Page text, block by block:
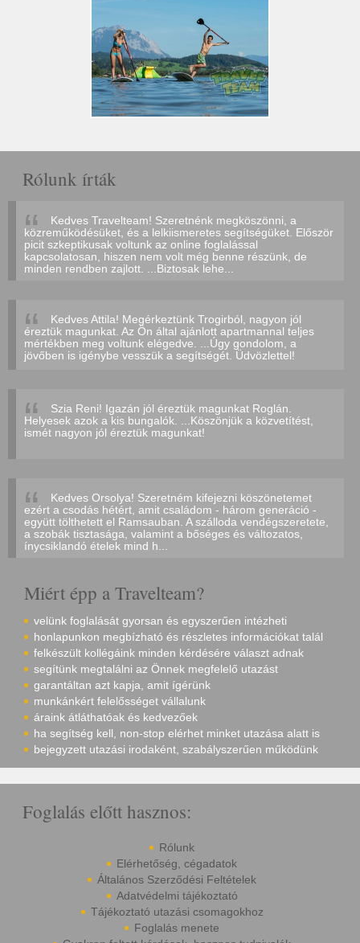
Rólunk írták
Kedves Travelteam! Szeretnénk megköszönni, a
közreműködésüket, és a lelkiismeretes segítségüket. Először
picit szkeptikusak voltunk az online foglalással
kapcsolatosan, hiszen nem volt még benne részünk, de
minden rendben zajlott. ...Biztosak lehe...
Kedves Attila! Megérkeztünk Trogirból, nagyon jól
éreztük magunkat. Az Ön által ajánlott apartmannal teljes
mértékben meg voltunk elégedve. ...Úgy gondolom, a
jövőben is igénybe vesszük a segítségét. Üdvözlettel!
Szia Reni! Igazán jól éreztük magunkat Roglán.
Helyesek azok a kis bungalók. ...Köszönjük a közvetítést,
ismét nagyon jól éreztük magunkat!
Kedves Orsolya! Szeretném kifejezni köszönetemet
ezért a csodás hétért, amit családom - három generáció -
együtt tölthetett el Ramsauban. A szálloda vendégszeretete,
a szobák tisztasága, valamint a bőséges és változatos,
ínycsiklandó ételek mind h...
Miért épp a Travelteam?
velünk foglalását gyorsan és egyszerűen intézheti
honlapunkon megbízható és részletes információkat talál
felkészült kollégáink minden kérdésére választ adnak
segítünk megtalálni az Önnek megfelelő utazást
garantáltan azt kapja, amit ígérünk
munkánkért felelősséget vállalunk
áraink átláthatóak és kedvezőek
ha segítség kell, non-stop elérhet minket utazása alatt is
bejegyzett utazási irodaként, szabályszerűen működünk
Foglalás előtt hasznos:
Rólunk
Elérhetőség, cégadatok
Általános Szerződési Feltételek
Adatvédelmi tájékoztató
Tájékoztató utazási csomagokhoz
Foglalás menete